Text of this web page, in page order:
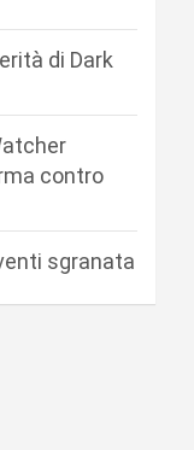
di Dark
contro
sgranata